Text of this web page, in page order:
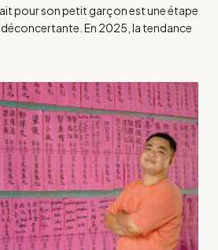
pour son petit garçon est une étape
En 2025, la tendance